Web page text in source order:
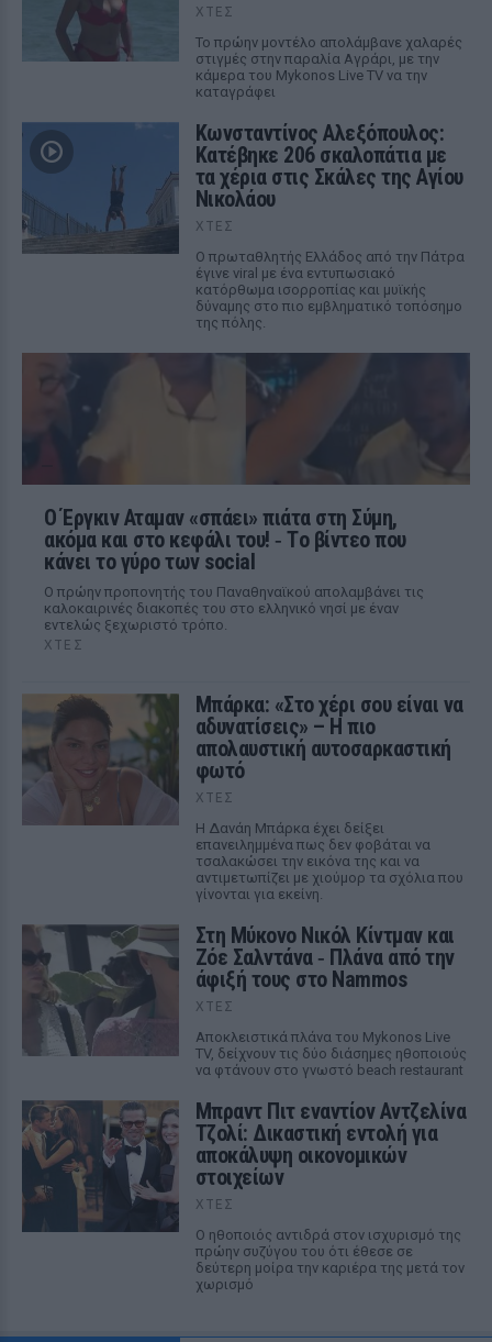
ΧΤΕΣ
Το πρώην μοντέλο απολάμβανε χαλαρές
στιγμές στην παραλία Αγράρι, με την
κάμερα του Mykonos Live TV να την
καταγράφει
Κωνσταντίνος Αλεξόπουλος:
Κατέβηκε 206 σκαλοπάτια με
τα χέρια στις Σκάλες της Αγίου
Νικολάου
ΧΤΕΣ
Ο πρωταθλητής Ελλάδος από την Πάτρα
έγινε viral με ένα εντυπωσιακό
κατόρθωμα ισορροπίας και μυϊκής
δύναμης στο πιο εμβληματικό τοπόσημο
της πόλης.
Ο Έργκιν Αταμαν «σπάει» πιάτα στη Σύμη,
ακόμα και στο κεφάλι του! ‑ Tο βίντεο που
κάνει το γύρο των social
Ο πρώην προπονητής του Παναθηναϊκού απολαμβάνει τις
καλοκαιρινές διακοπές του στο ελληνικό νησί με έναν
εντελώς ξεχωριστό τρόπο.
ΧΤΕΣ
Μπάρκα: «Στο χέρι σου είναι να
αδυνατίσεις» – Η πιο
απολαυστική αυτοσαρκαστική
φωτό
ΧΤΕΣ
Η Δανάη Μπάρκα έχει δείξει
επανειλημμένα πως δεν φοβάται να
τσαλακώσει την εικόνα της και να
αντιμετωπίζει με χιούμορ τα σχόλια που
γίνονται για εκείνη.
Στη Μύκονο Νικόλ Κίντμαν και
Ζόε Σαλντάνα ‑ Πλάνα από την
άφιξή τους στο Nammos
ΧΤΕΣ
Αποκλειστικά πλάνα του Mykonos Live
TV, δείχνουν τις δύο διάσημες ηθοποιούς
να φτάνουν στο γνωστό beach restaurant
Μπραντ Πιτ εναντίον Αντζελίνα
Τζολί: Δικαστική εντολή για
αποκάλυψη οικονομικών
στοιχείων
ΧΤΕΣ
Ο ηθοποιός αντιδρά στον ισχυρισμό της
πρώην συζύγου του ότι έθεσε σε
δεύτερη μοίρα την καριέρα της μετά τον
χωρισμό